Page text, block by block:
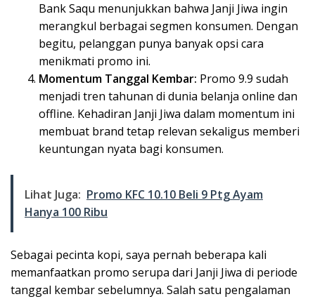
Bank Saqu menunjukkan bahwa Janji Jiwa ingin
merangkul berbagai segmen konsumen. Dengan
begitu, pelanggan punya banyak opsi cara
menikmati promo ini.
Momentum Tanggal Kembar: Promo 9.9 sudah
menjadi tren tahunan di dunia belanja online dan
offline. Kehadiran Janji Jiwa dalam momentum ini
membuat brand tetap relevan sekaligus memberi
keuntungan nyata bagi konsumen.
Lihat Juga: Promo KFC 10.10 Beli 9 Ptg Ayam
Hanya 100 Ribu
Sebagai pecinta kopi, saya pernah beberapa kali
memanfaatkan promo serupa dari Janji Jiwa di periode
tanggal kembar sebelumnya. Salah satu pengalaman